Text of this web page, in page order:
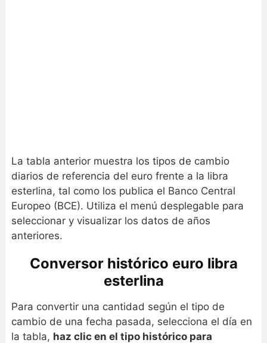
La tabla anterior muestra los tipos de cambio
diarios de referencia del euro frente a la libra
esterlina, tal como los publica el Banco Central
Europeo (BCE). Utiliza el menú desplegable para
seleccionar y visualizar los datos de años
anteriores.
Conversor histórico euro libra
esterlina
Para convertir una cantidad según el tipo de
cambio de una fecha pasada, selecciona el día en
la tabla, haz clic en el tipo histórico para